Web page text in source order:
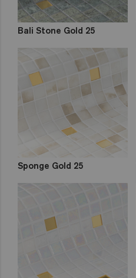
Bali Stone Gold 25
Sponge Gold 25